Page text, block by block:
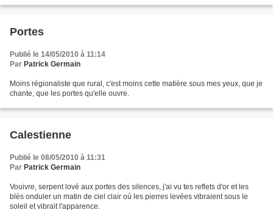
Portes
Publié le 14/05/2010 à 11:14
Par Patrick Germain
Moins régionaliste que rural, c'est moins cette matière sous mes yeux, que je
chante, que les portes qu'elle ouvre.
Calestienne
Publié le 08/05/2010 à 11:31
Par Patrick Germain
Vouivre, serpent lové aux portes des silences, j'ai vu tes reflets d'or et les
blés onduler un matin de ciel clair où les pierres levées vibraient sous le
soleil et vibrait l'apparence.